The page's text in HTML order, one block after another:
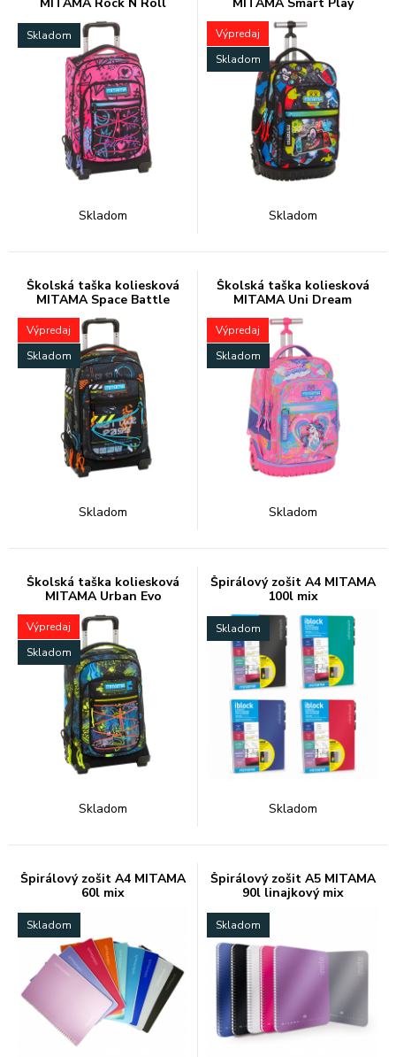
Skladom
Skladom
Výpredaj
Skladom
Skladom
Školská taška koliesková
MITAMA Space Battle
Výpredaj
Skladom
Skladom
Školská taška koliesková
MITAMA Uni Dream
Výpredaj
Skladom
Skladom
Školská taška koliesková
MITAMA Urban Evo
Výpredaj
Skladom
Skladom
Špirálový zošit A4 MITAMA
100l mix
Skladom
Skladom
Špirálový zošit A4 MITAMA
60l mix
Skladom
Špirálový zošit A5 MITAMA
90l linajkový mix
Skladom